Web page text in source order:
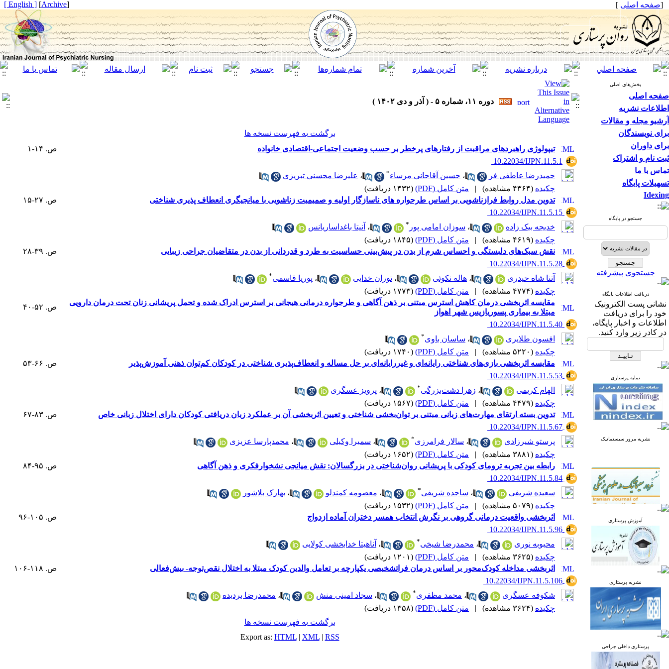
[صفحه اصلی ]
[
Archive
]
[ English ]
بخش‌های اصلی
صفحه اصلی
اطلاعات نشریه
آرشیو مجله و مقالات
برای نویسندگان
برای داوران
ثبت نام و اشتراک
تماس با ما
تسهیلات پایگاه
Idexing
جستجو در پایگاه
جستجوی پیشرفته
دریافت اطلاعات پایگاه
نشانی پست الکترونیک
خود را برای دریافت
اطلاعات و اخبار پایگاه،
در کادر زیر وارد کنید.
نمایه پرستاری
نشریه مرور سیستماتیک
آموزش پرستاری
نشریه پرستاری
پرستاری داخلی جراحی
دوره ۱۱، شماره ۵ - ( آذر و دی ۱۴۰۲ )
برگشت به فهرست نسخه ها
تیپولوژی راهبردهای مراقبت از رفتارهای پرخطر بر حسب وضعیت اجتماعی-اقتصادی خانواده
ص. ۱۴-۱
‎ 10.22034/IJPN.11.5.1
حمیدرضا عاطفی فر
، حسین آقاجانی مرساء* ، علیرضا محسنی تبریزی
چکیده (۴۳۶۴ مشاهده) | متن کامل (PDF)
(۱۴۳۲ دریافت)
تدوین مدل روابط فرازناشویی بر اساس طرحواره های ناسازگار اولیه و صمیمیت زناشویی با میانجیگری انعطاف پذیری شناختی
ص. ۲۷-۱۵
‎ 10.22034/IJPN.11.5.15
خدیجه بیک زاده
، سوزان امامی پور * ، آنیتا باغداساریانس
چکیده (۴۶۱۹ مشاهده) | متن کامل (PDF)
(۱۸۴۵ دریافت)
نقش سبک‌های دلبستگی و احساس شرم از بدن در پیش‌بینی حساسیت به طرد و قدردانی از بدن در متقاضیان جراحی زیبایی
ص. ۳۹-۲۸
‎ 10.22034/IJPN.11.5.28
آتنا شاه حیدری
، هاله نکوئی ، توران خدایی ، پوریا قاسمی*
چکیده (۴۷۷۴ مشاهده) | متن کامل (PDF)
(۱۷۷۳ دریافت)
مقایسه اثربخشی درمان کاهش استرس مبتنی بر ذهن آگاهی و طرحواره درمانی هیجانی بر استرس ادراک شده و تحمل پریشانی زنان تحت درمان دارویی
مبتلا به بیماری پسوریازیس شهر اهواز
ص. ۵۲-۴۰
‎ 10.22034/IJPN.11.5.40
افسون طلایری
، ساسان باوی*
چکیده (۵۲۲۰ مشاهده) | متن کامل (PDF)
(۱۷۴۰ دریافت)
مقایسه اثربخشی بازی‌های شناختی رایانه‌ای و غیررایانه‌ای بر حل مساله و انعطاف‌پذیری شناختی در کودکان کم‌توان ذهنی آموزش‌پذیر
ص. ۶۶-۵۳
‎ 10.22034/IJPN.11.5.53
الهام کریمی
، زهرا دشت‌بزرگی* ، پرویز عسگری
چکیده (۴۴۷۹ مشاهده) | متن کامل (PDF)
(۱۵۶۷ دریافت)
تدوین بسته ارتقای مهارت‌های زبانی مبتنی بر توان‌بخشی شناختی و تعیین اثربخشی آن بر عملکرد زبان دریافتی کودکان دارای اختلال زبانی خاص
ص. ۸۳-۶۷
‎ 10.22034/IJPN.11.5.67
پرستو شیرزادی
، سالار فرامرزی* ، سمیرا وکیلی ، محمدپارسا عزیزی
چکیده (۳۸۸۱ مشاهده) | متن کامل (PDF)
(۱۶۵۲ دریافت)
رابطه بین تجربه ترومای کودکی با پریشانی روان‌شناختی در بزرگسالان: نقش میانجی نشخوارفکری و ذهن آگاهی
ص. ۹۵-۸۴
‎ 10.22034/IJPN.11.5.84
سعیده شریفی
، ساجده شریفی* ، معصومه کمندلو ، بهارک بلاشور
چکیده (۵۰۷۹ مشاهده) | متن کامل (PDF)
(۱۵۳۲ دریافت)
اثربخشی واقعیت درمانی گروهی بر نگرش انتخاب همسر دختران آماده ازدواج
ص. ۱۰۵-۹۶
‎ 10.22034/IJPN.11.5.96
محبوبه نوری
، محمدرضا شیخی* ، آناهیتا خدابخشی کولایی
چکیده (۳۶۲۵ مشاهده) | متن کامل (PDF)
(۱۲۰۱ دریافت)
اثربخشی مداخله کودک‌محور بر اساس درمان فراتشخیصی یکپارچه بر تعامل والدین کودک مبتلا به اختلال نقص‌توجه- بیش‌فعالی
ص. ۱۱۸-۱۰۶
‎ 10.22034/IJPN.11.5.106
شکوفه عسگری
، محمد مظفری* ، سجاد امینی منش ، محمدرضا بردیده
چکیده (۳۶۲۴ مشاهده) | متن کامل (PDF)
(۱۳۵۸ دریافت)
برگشت به فهرست نسخه ها
Export as: HTML| XML| RSS